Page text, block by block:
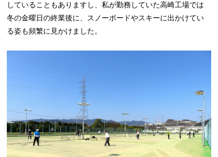
していることもありますし、私が勤務していた高崎工場では
冬の金曜日の終業後に、スノーボードやスキーに出かけてい
る姿も頻繁に見かけました。